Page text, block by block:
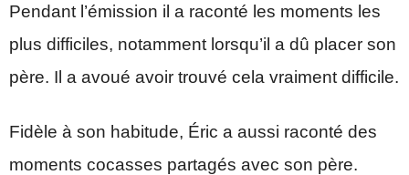
Pendant l’émission il a raconté les moments les
plus difficiles, notamment lorsqu’il a dû placer son
père. Il a avoué avoir trouvé cela vraiment difficile.
Fidèle à son habitude, Éric a aussi raconté des
moments cocasses partagés avec son père.